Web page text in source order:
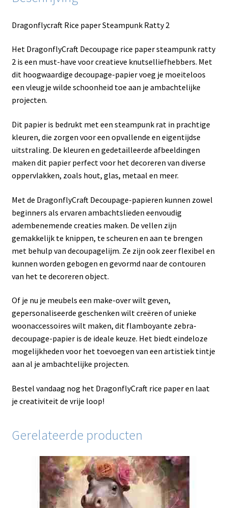
Dragonflycraft Rice paper Steampunk Ratty 2
Het DragonflyCraft Decoupage rice paper steampunk ratty
2 is een must-have voor creatieve knutselliefhebbers. Met
dit hoogwaardige decoupage-papier voeg je moeiteloos
een vleugje wilde schoonheid toe aan je ambachtelijke
projecten.
Dit papier is bedrukt met een steampunk rat in prachtige
kleuren, die zorgen voor een opvallende en eigentijdse
uitstraling. De kleuren en gedetailleerde afbeeldingen
maken dit papier perfect voor het decoreren van diverse
oppervlakken, zoals hout, glas, metaal en meer.
Met de DragonflyCraft Decoupage-papieren kunnen zowel
beginners als ervaren ambachtslieden eenvoudig
adembenemende creaties maken. De vellen zijn
gemakkelijk te knippen, te scheuren en aan te brengen
met behulp van decoupagelijm. Ze zijn ook zeer flexibel en
kunnen worden gebogen en gevormd naar de contouren
van het te decoreren object.
Of je nu je meubels een make-over wilt geven,
gepersonaliseerde geschenken wilt creëren of unieke
woonaccessoires wilt maken, dit flamboyante zebra-
decoupage-papier is de ideale keuze. Het biedt eindeloze
mogelijkheden voor het toevoegen van een artistiek tintje
aan al je ambachtelijke projecten.
Bestel vandaag nog het DragonflyCraft rice paper en laat
je creativiteit de vrije loop!
Gerelateerde producten